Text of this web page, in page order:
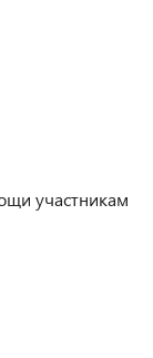
участникам